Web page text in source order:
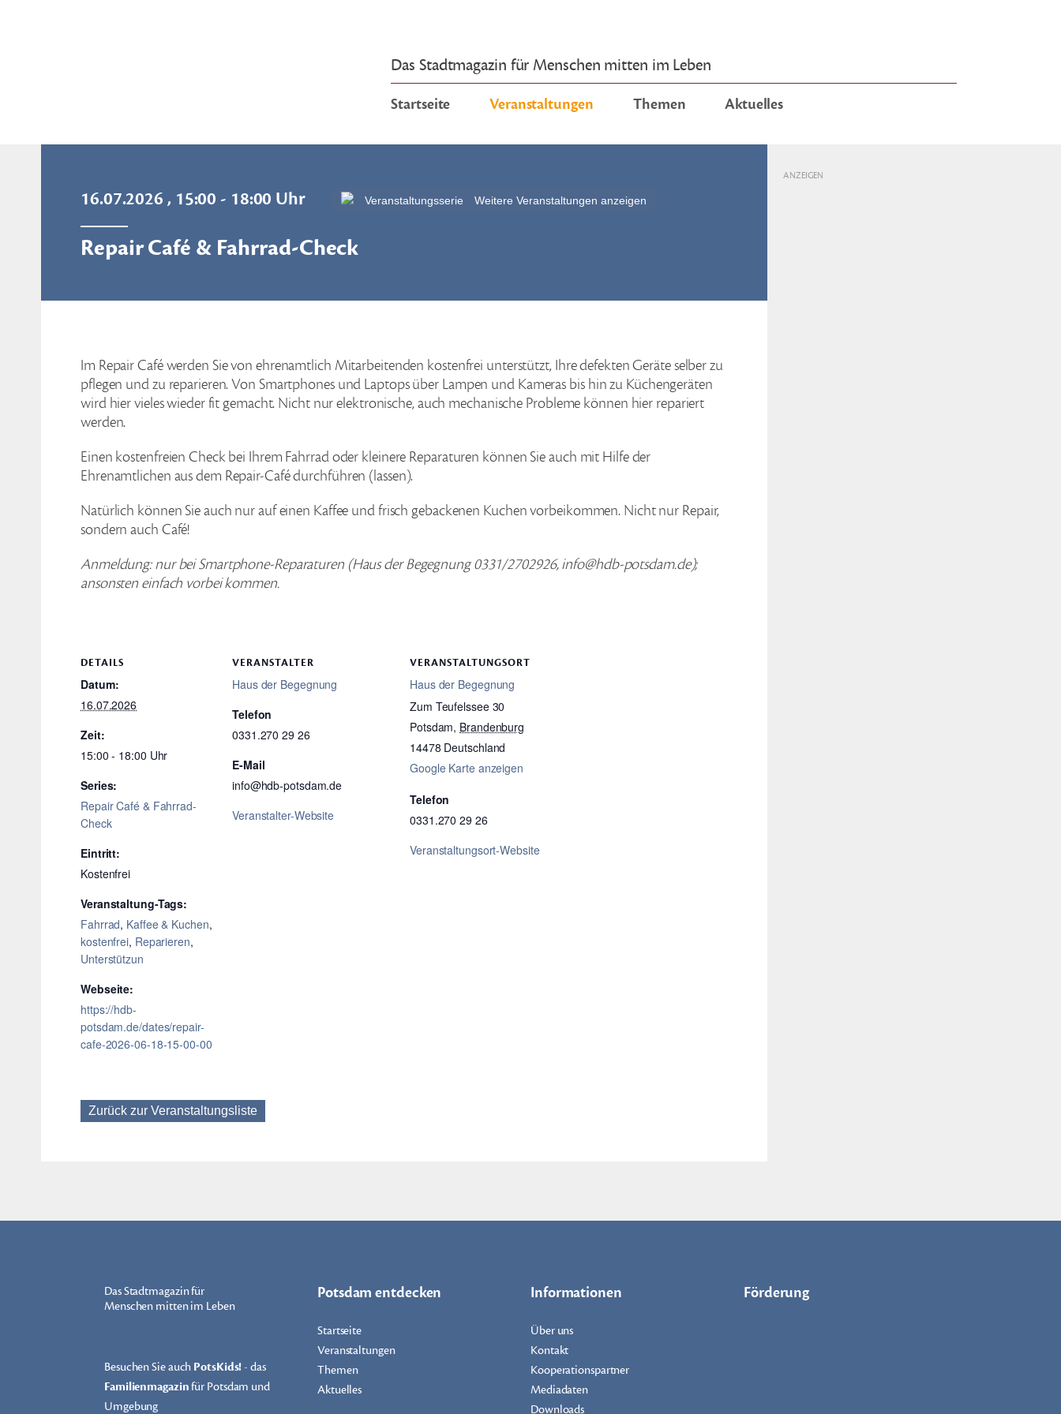
Das Stadtmagazin für Menschen mitten im Leben
Startseite Veranstaltungen Themen Aktuelles
16.07.2026 , 15:00 - 18:00 Uhr Veranstaltungsserie Weitere Veranstaltungen anzeigen
Repair Café & Fahrrad-Check
Im Repair Café werden Sie von ehrenamtlich Mitarbeitenden kostenfrei unterstützt, Ihre defekten Geräte selber zu
pflegen und zu reparieren. Von Smartphones und Laptops über Lampen und Kameras bis hin zu Küchengeräten
wird hier vieles wieder fit gemacht. Nicht nur elektronische, auch mechanische Probleme können hier repariert
werden.
Einen kostenfreien Check bei Ihrem Fahrrad oder kleinere Reparaturen können Sie auch mit Hilfe der
Ehrenamtlichen aus dem Repair-Café durchführen (lassen).
Natürlich können Sie auch nur auf einen Kaffee und frisch gebackenen Kuchen vorbeikommen. Nicht nur Repair,
sondern auch Café!
Anmeldung: nur bei Smartphone-Reparaturen (Haus der Begegnung 0331/2702926, info@hdb-potsdam.de);
ansonsten einfach vorbei kommen.
DETAILS
Datum:
16.07.2026
Zeit:
15:00 - 18:00
Series:
Repair Café & Fahrrad-
Check
Eintritt:
Kostenfrei
Veranstaltung-Tags:
Fahrrad, Kaffee & Kuchen,
kostenfrei, Reparieren,
Unterstützun
Webseite:
https://hdb-
potsdam.de/dates/repair-
cafe-2026-06-18-15-00-00
VERANSTALTER
Haus der Begegnung
Telefon
0331.270 29 26
E-Mail
info@hdb-potsdam.de
Veranstalter-Website
VERANSTALTUNGSORT
Haus der Begegnung
Zum Teufelssee 30
Potsdam, Brandenburg
14478 Deutschland
Google Karte anzeigen
Telefon
0331.270 29 26
Veranstaltungsort-Website
Zurück zur Veranstaltungsliste
ANZEIGEN
Das Stadtmagazin für
Menschen mitten im Leben
Besuchen Sie auch PotsKids!- das
Familienmagazinfür Potsdam und
Umgebung
Potsdam entdecken
Startseite
Veranstaltungen
Themen
Aktuelles
Informationen
Über uns
Kontakt
Kooperationspartner
Mediadaten
Downloads
Förderung